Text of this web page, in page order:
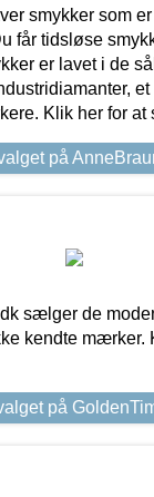
smykker som
får tidsløse
er lavet i de
Klik her for at
på
sælger de
kendte mærker.
på